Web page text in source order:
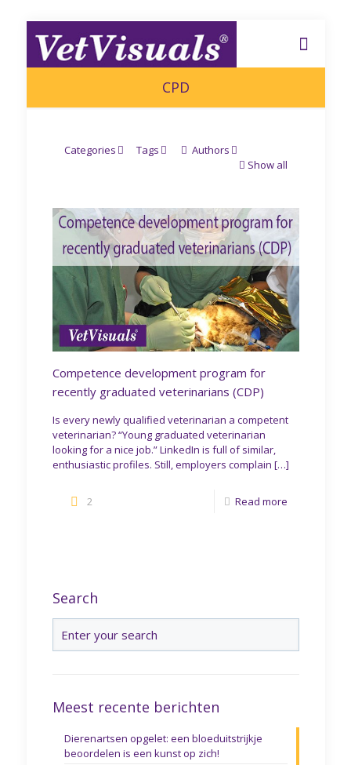
CPD
Categories Tags
Authors
Show all
Competence development program for
recently graduated veterinarians (CDP)
Is every newly qualified veterinarian a competent
veterinarian? “Young graduated veterinarian
looking for a nice job.” LinkedIn is full of similar,
enthusiastic profiles. Still, employers complain […]
2 Read more
Search
Meest recente berichten
Dierenartsen opgelet: een bloeduitstrijkje
beoordelen is een kunst op zich!